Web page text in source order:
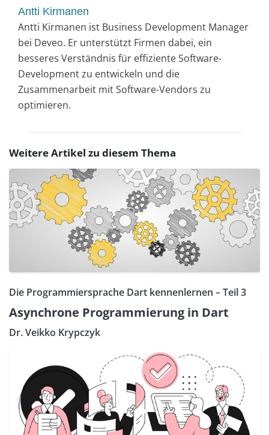
Antti Kirmanen
Antti Kirmanen ist Business Development Manager
bei Deveo. Er unterstützt Firmen dabei, ein
besseres Verständnis für effiziente Software-
Development zu entwickeln und die
Zusammenarbeit mit Software-Vendors zu
optimieren.
Weitere Artikel zu diesem Thema
Die Programmiersprache Dart kennenlernen – Teil 3
Asynchrone Programmierung in Dart
Dr. Veikko Krypczyk